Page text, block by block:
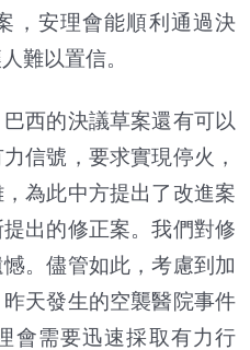
，安理會能順利通過決
難以置信。
西的決議草案還有可以
信號，要求實現停火，
為此中方提出了改進案
出的修正案。我們對修
。儘管如此，考慮到加
天發生的空襲醫院事件
會需要迅速採取有力行